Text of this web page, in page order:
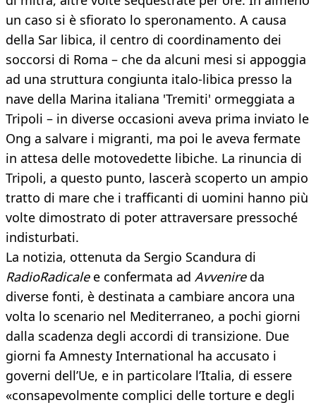
un caso si è sfiorato lo speronamento. A causa
della Sar libica, il centro di coordinamento dei
soccorsi di Roma – che da alcuni mesi si appoggia
ad una struttura congiunta italo-libica presso la
nave della Marina italiana 'Tremiti' ormeggiata a
Tripoli – in diverse occasioni aveva prima inviato le
Ong a salvare i migranti, ma poi le aveva fermate
in attesa delle motovedette libiche. La rinuncia di
Tripoli, a questo punto, lascerà scoperto un ampio
tratto di mare che i trafficanti di uomini hanno più
volte dimostrato di poter attraversare pressoché
indisturbati.
La notizia, ottenuta da Sergio Scandura di
RadioRadicalee confermata ad Avvenireda
diverse fonti, è destinata a cambiare ancora una
volta lo scenario nel Mediterraneo, a pochi giorni
dalla scadenza degli accordi di transizione. Due
giorni fa Amnesty International ha accusato i
governi dell’Ue, e in particolare l’Italia, di essere
«consapevolmente complici delle torture e degli